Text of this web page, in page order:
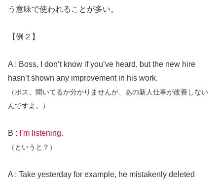
う意味で使われることが多い。
【例２】
A : Boss, I don’t know if you’ve heard, but the new hire
hasn’t shown any improvement in his work.
（ボス、聞いてるか分かりませんが、あの新人仕事が改善しない
んですよ。）
B : I’m listening.
（というと？）
A : Take yesterday for example, he mistakenly deleted